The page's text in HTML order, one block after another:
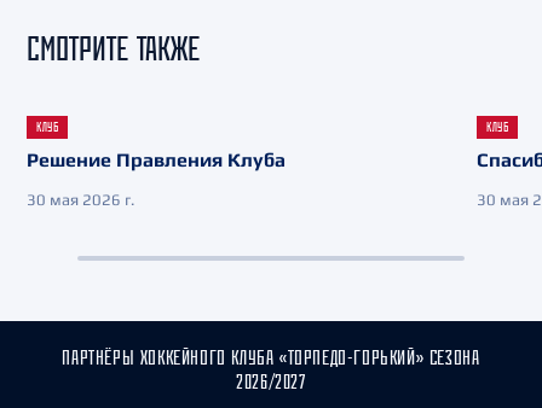
СМОТРИТЕ ТАКЖЕ
КЛУБ
Решение Правления Клуба
30 мая 2026 г.
КЛУБ
30 мая
ПАРТНЁРЫ ХОККЕЙНОГО КЛУБА «ТОРПЕДО-ГОРЬКИЙ» СЕЗОНА
2026/2027